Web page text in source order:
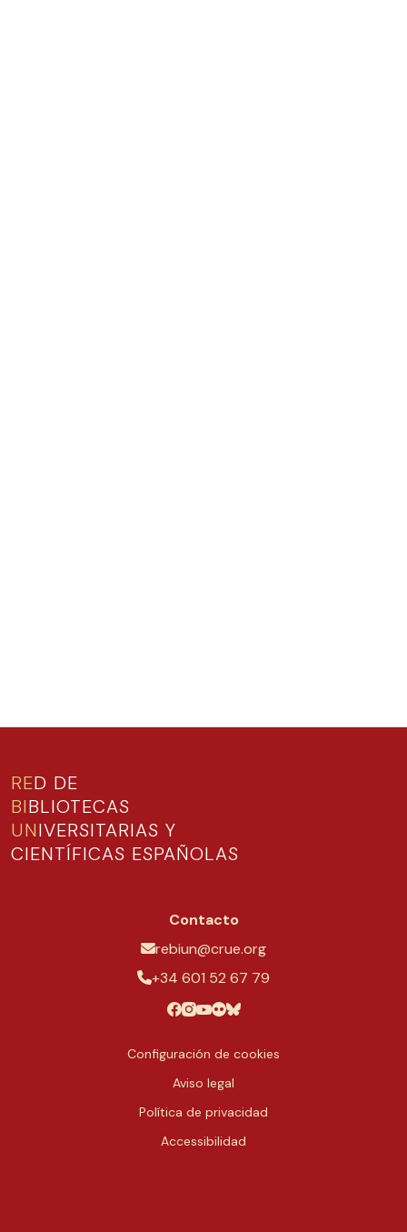
RED DE
BIBLIOTECAS
UNIVERSITARIAS Y
CIENTÍFICAS ESPAÑOLAS
Contacto
rebiun@crue.org
+34 601 52 67 79
Configuración de cookies
Aviso legal
Política de privacidad
Accessibilidad